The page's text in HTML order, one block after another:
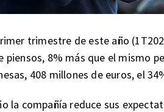
trimestre de este año
piensos, 8% más que el mismo
408 millones de euros, el
la compañía reduce sus